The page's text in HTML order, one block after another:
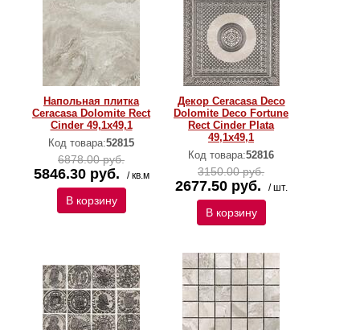
Напольная плитка
Ceracasa Dolomite Rect
Cinder 49,1x49,1
Код товара:52815
6878.00 руб.
5846.30 руб. / кв.м
В корзину
Декор Ceracasa Deco
Dolomite Deco Fortune
Rect Cinder Plata
49,1x49,1
Код товара:52816
3150.00 руб.
2677.50 руб. / шт.
В корзину